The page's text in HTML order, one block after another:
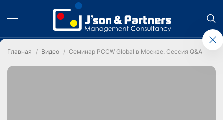
Главная Видео Семинар PCCW Global в Москве. Сессия Q&A